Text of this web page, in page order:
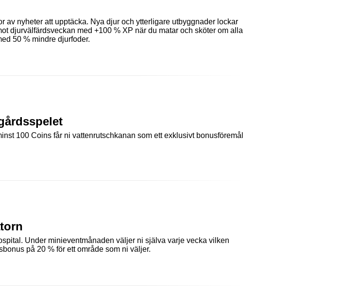
av nyheter att upptäcka. Nya djur och ytterligare utbyggnader lockar
djurvälfärdsveckan med +100 % XP när du matar och sköter om alla
50 % mindre djurfoder.
100 Coins får ni vattenrutschkanan som ett exklusivt bonusföremål
Under minieventmånaden väljer ni själva varje vecka vilken
på 20 % för ett område som ni väljer.